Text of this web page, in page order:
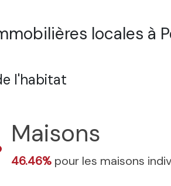
locales à
l'habitat
Maisons
46.46% pour les maisons